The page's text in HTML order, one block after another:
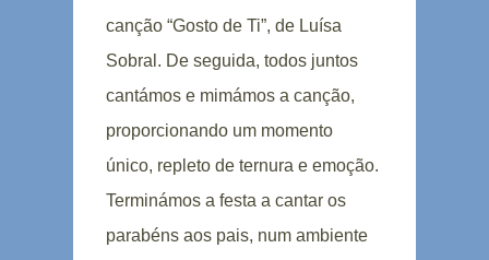
canção “Gosto de Ti”, de Luísa
Sobral. De seguida, todos juntos
cantámos e mimámos a canção,
proporcionando um momento
único, repleto de ternura e emoção.
Terminámos a festa a cantar os
parabéns aos pais, num ambiente